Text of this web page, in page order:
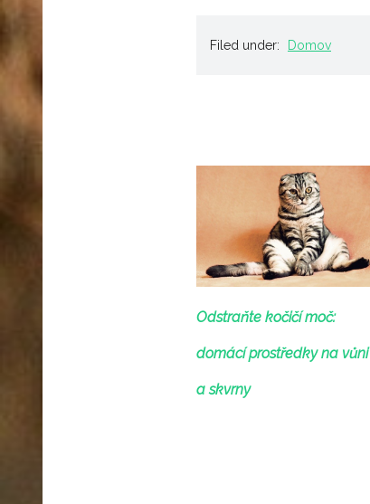
Filed under: Domov
Odstraňte kočičí moč:
domácí prostředky na vůni
a skvrny